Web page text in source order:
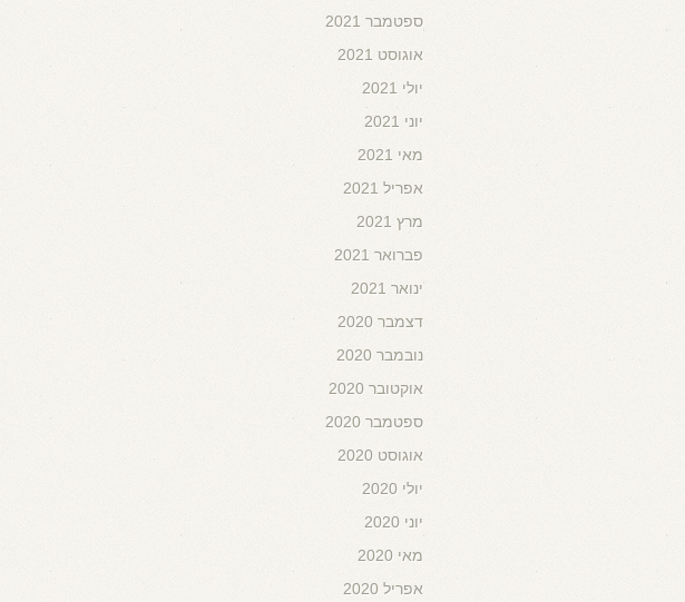
ספטמבר 2021
אוגוסט 2021
יולי 2021
יוני 2021
מאי 2021
אפריל 2021
מרץ 2021
פברואר 2021
ינואר 2021
דצמבר 2020
נובמבר 2020
אוקטובר 2020
ספטמבר 2020
אוגוסט 2020
יולי 2020
יוני 2020
מאי 2020
אפריל 2020